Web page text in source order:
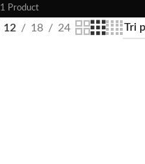
1 Product
12 18 24